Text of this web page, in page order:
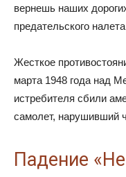
вернешь наших
предательского
Жесткое
марта 1948 года над
истребителя сбили
самолет, нарушивший
Падение